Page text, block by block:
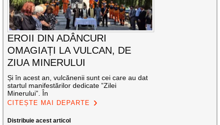
EROII DIN ADÂNCURI
OMAGIAȚI LA VULCAN, DE
ZIUA MINERULUI
Și în acest an, vulcănenii sunt cei care au dat
startul manifestărilor dedicate ”Zilei
Minerului”. În
CITEȘTE MAI DEPARTE
Distribuie acest articol